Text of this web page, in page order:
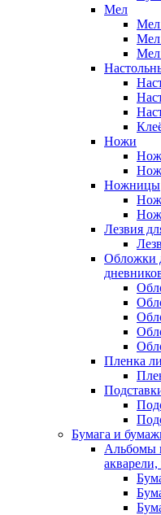
Мел
Мел
Мел
Мел
Ножи
Нож
Нож
Ножницы
Лезвия
Обложки
Пленка
Бумага и
Альбомы
акварели,